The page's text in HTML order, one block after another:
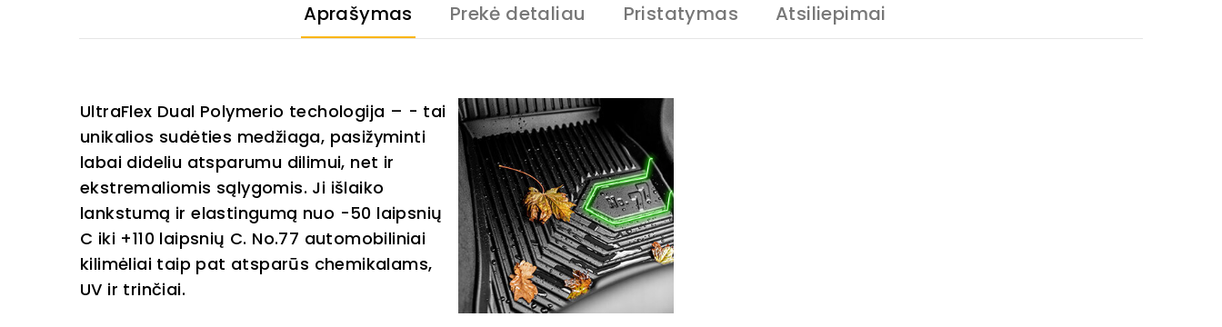
Aprašymas Prekė detaliau Pristatymas Atsiliepimai
UltraFlex Dual Polymerio techologija – - tai
unikalios sudėties medžiaga, pasižyminti
labai dideliu atsparumu dilimui, net ir
ekstremaliomis sąlygomis. Ji išlaiko
lankstumą ir elastingumą nuo -50 laipsnių
C iki +110 laipsnių C. No.77 automobiliniai
kilimėliai taip pat atsparūs chemikalams,
UV ir trinčiai.